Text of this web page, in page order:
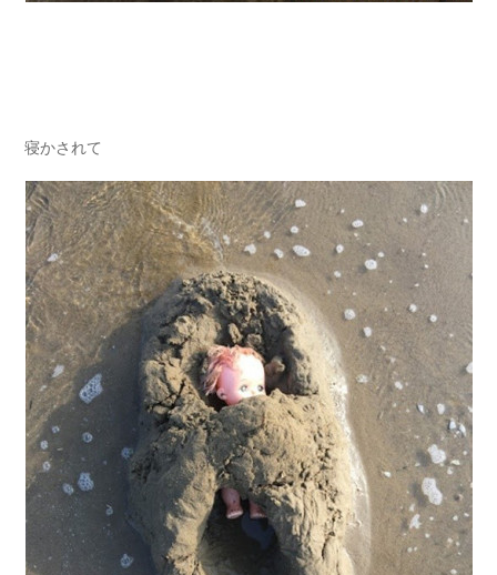
寝かされて